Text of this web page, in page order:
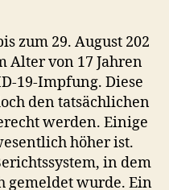
zum 29. August 202
Alter von 17 Jahren
19-Impfung. Diese
den tatsächlichen
werden. Einige
höher ist.
in dem
gemeldet wurde. Ein